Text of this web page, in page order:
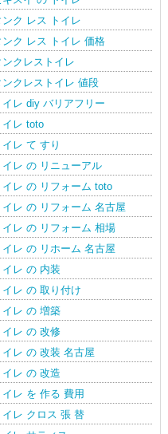
ンク レス トイレ
ンク レス トイレ 価格
ンクレストイレ
ンクレストイレ 値段
イレ diy バリアフリー
イレ toto
イレ て すり
イレ の リニューアル
イレ の リフォーム toto
イレ の リフォーム 名古屋
イレ の リフォーム 相場
イレ の リホーム 名古屋
イレ の 内装
イレ の 取り付け
イレ の 増築
イレ の 改修
イレ の 改装 名古屋
イレ の 改造
イレ を 作る 費用
イレ クロス 張 替